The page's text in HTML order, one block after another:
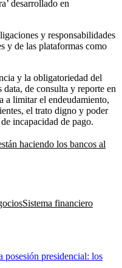
desarrollado en
y responsabilidades
y de las plataformas como
y la obligatoriedad del
de consulta y reporte en
a limitar el endeudamiento,
el trato digno y poder
incapacidad de pago.
haciendo los bancos al
Sistema financiero
posesión presidencial: los